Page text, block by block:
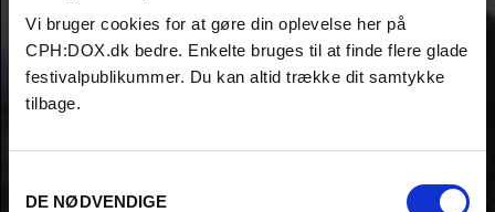
Vi bruger cookies for at gøre din oplevelse her på
CPH:DOX.dk bedre. Enkelte bruges til at finde flere glade
festivalpublikummer. Du kan altid trække dit samtykke
tilbage.
DE NØDVENDIGE